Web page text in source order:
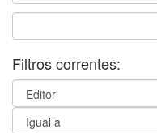
Filtros correntes: